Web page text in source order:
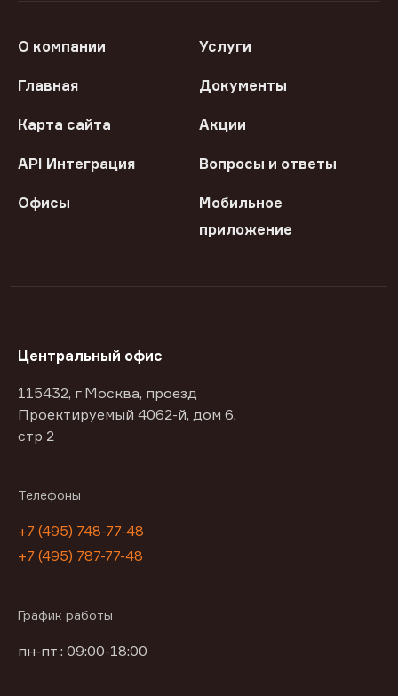
О компании Услуги
Главная Документы
Карта сайта Акции
API Интеграция Вопросы и ответы
Офисы
Мобильное
приложение
Центральный офис
115432, г Москва, проезд
Проектируемый 4062-й, дом 6,
стр 2
Телефоны
+7 (495) 748-77-48
+7 (495) 787-77-48
График работы
пн-пт : 09:00-18:00